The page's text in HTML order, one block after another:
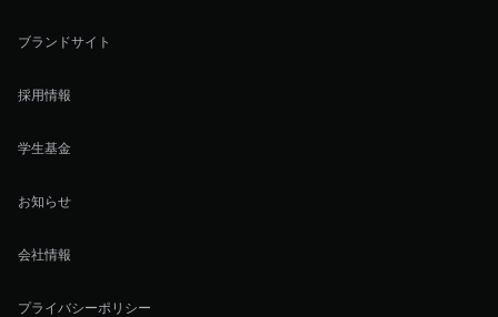
ブランドサイト
採用情報
学生基金
お知らせ
会社情報
プライバシーポリシー